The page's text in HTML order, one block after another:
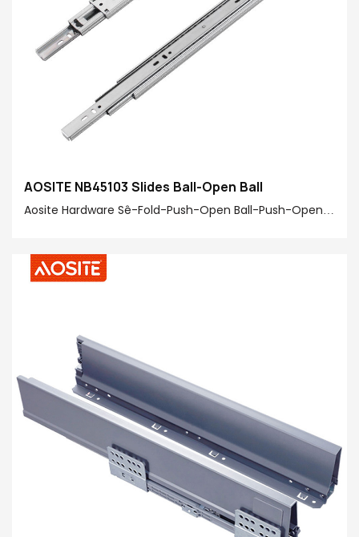
AOSITE NB45103 Slides Ball-Open Ball
Aosite Hardware Sê-Fold-Push-Open Ball-Push-Open Bi
hişmend ên veşartî, ew ji bo kesên ku jiyanek kalîteyê
dimeşîne, ezmûnek bi hêsanî xweşikî vedibêje